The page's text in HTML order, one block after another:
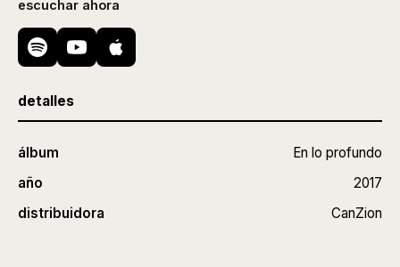
detalles
álbum
En lo profundo
año
2017
distribuidora
CanZion
escuchar ahora